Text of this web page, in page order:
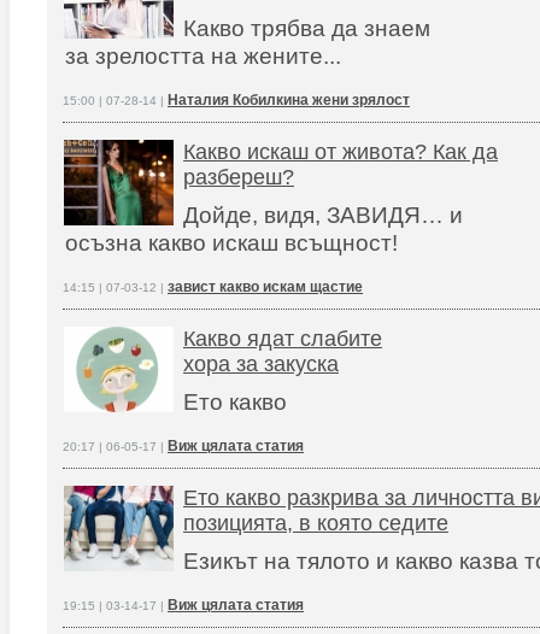
Какво трябва да знаем
за зрелостта на жените...
15:00 | 07-28-14 | Наталия Кобилкина жени зрялост
Какво искаш от живота? Как да
разбереш?
Дойде, видя, ЗАВИДЯ… и
осъзна какво искаш всъщност!
14:15 | 07-03-12 | завист какво искам щастие
Какво ядат слабите
хора за закуска
Ето какво
20:17 | 06-05-17 | Виж цялата статия
Ето какво разкрива за личността
позицията, в която седите
Езикът на тялото и какво казва
19:15 | 03-14-17 | Виж цялата статия